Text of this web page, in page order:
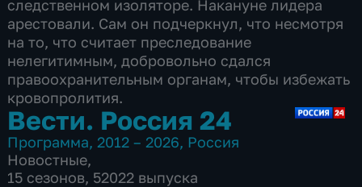
следственном изоляторе. Накануне лидера
арестовали. Сам он подчеркнул, что несмотря
на то, что считает преследование
нелегитимным, добровольно сдался
правоохранительным органам, чтобы избежать
кровопролития.
Вести. Россия 24
Программа, 2012 – 2026, Россия
Новостные,
15 сезонов, 52022 выпуска